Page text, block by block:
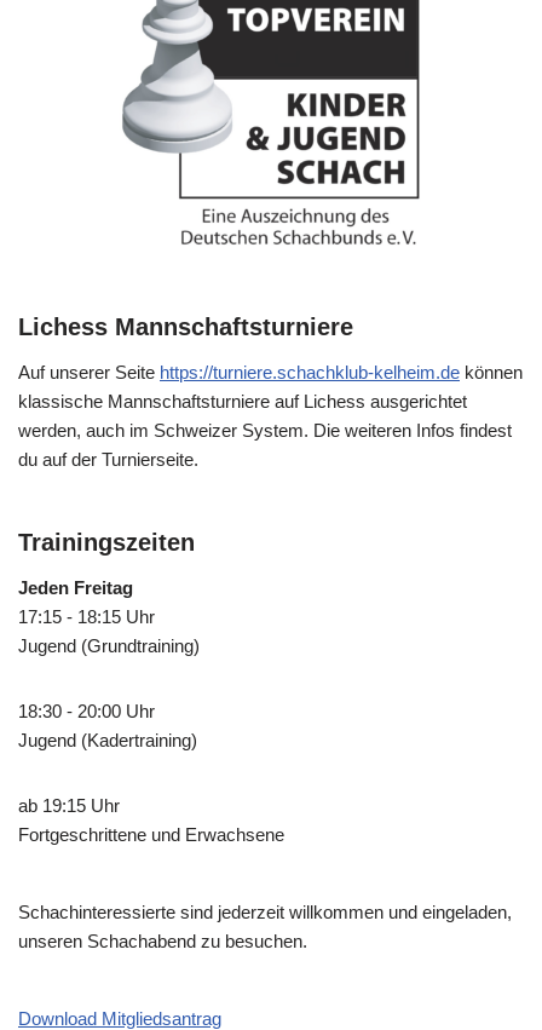
Lichess Mannschaftsturniere
Auf unserer Seite https://turniere.schachklub-kelheim.de können
klassische Mannschaftsturniere auf Lichess ausgerichtet
werden, auch im Schweizer System. Die weiteren Infos findest
du auf der Turnierseite.
Trainingszeiten
Jeden Freitag
17:15 - 18:15 Uhr
Jugend (Grundtraining)
18:30 - 20:00 Uhr
Jugend (Kadertraining)
ab 19:15 Uhr
Fortgeschrittene und Erwachsene
Schachinteressierte sind jederzeit willkommen und eingeladen,
unseren Schachabend zu besuchen.
Download Mitgliedsantrag